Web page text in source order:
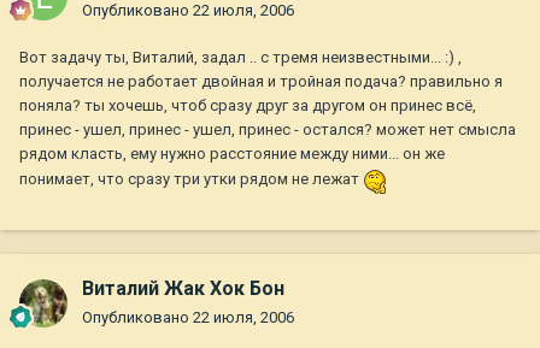
Опубликовано 22 июля, 2006
Вот задачу ты, Виталий, задал .. с тремя неизвестными... :) ,
получается не работает двойная и тройная подача? правильно я
поняла? ты хочешь, чтоб сразу друг за другом он принес всё,
принес - ушел, принес - ушел, принес - остался? может нет смысла
рядом класть, ему нужно расстояние между ними... он же
понимает, что сразу три утки рядом не лежат
Виталий Жак Хок Бон
Опубликовано 22 июля, 2006